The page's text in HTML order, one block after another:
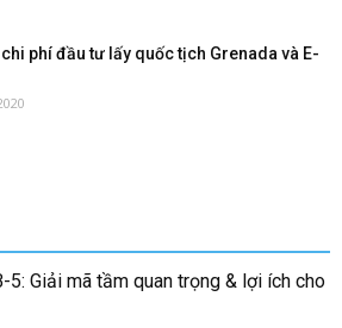
phí đầu tư lấy quốc tịch Grenada và E-
Giải mã tầm quan trọng & lợi ích cho